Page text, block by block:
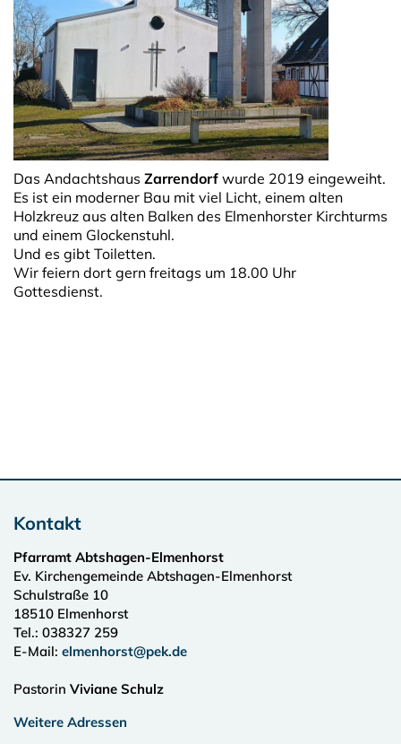
Das Andachtshaus Zarrendorf wurde 2019 eingeweiht.
Es ist ein moderner Bau mit viel Licht, einem alten
Holzkreuz aus alten Balken des Elmenhorster Kirchturms
und einem Glockenstuhl.
Und es gibt Toiletten.
Wir feiern dort gern freitags um 18.00 Uhr
Gottesdienst.
Kontakt
Pfarramt Abtshagen-Elmenhorst
Ev. Kirchengemeinde Abtshagen-Elmenhorst
Schulstraße 10
18510 Elmenhorst
Tel.: 038327 259
E-Mail: elmenhorst@pek.de
Pastorin Viviane Schulz
Weitere Adressen